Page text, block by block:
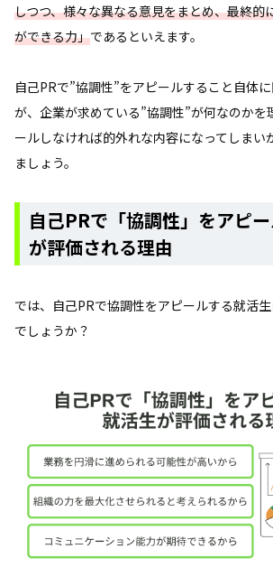
しつつ、様々な異なる意見をまとめ、最終的
ができる力」であるといえます。
自己PRで”協調性”をアピールすること自体
が、企業が求めている”協調性”が何なのかを
ールしなければ的外れな内容になってしまい
ましょう。
自己PRで「協調性」をアピ
が評価される理由
では、自己PRで協調性をアピールする就活
でしょうか？